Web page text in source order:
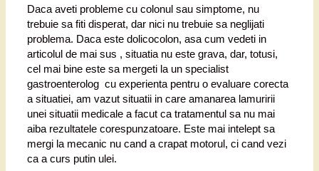
Daca aveti probleme cu colonul sau simptome, nu
trebuie sa fiti disperat, dar nici nu trebuie sa neglijati
problema. Daca este dolicocolon, asa cum vedeti in
articolul de mai sus , situatia nu este grava, dar, totusi,
cel mai bine este sa mergeti la un specialist
gastroenterolog cu experienta pentru o evaluare corecta
a situatiei, am vazut situatii in care amanarea lamuririi
unei situatii medicale a facut ca tratamentul sa nu mai
aiba rezultatele corespunzatoare. Este mai intelept sa
mergi la mecanic nu cand a crapat motorul, ci cand vezi
ca a curs putin ulei.